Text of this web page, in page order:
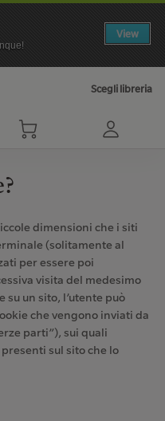
View
Scegli libreria
dimensioni che i siti
(solitamente al
per essere poi
visita del medesimo
su un sito, l’utente può
che vengono inviati da
parti”), sui quali
sul sito che lo